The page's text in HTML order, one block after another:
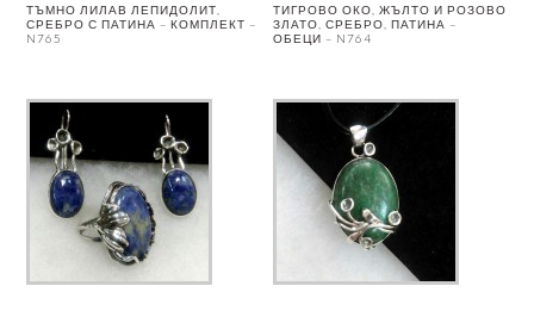
ТЪМНО ЛИЛАВ ЛЕПИДОЛИТ,
СРЕБРО С ПАТИНА – КОМПЛЕКТ –
N765
ТИГРОВО ОКО, ЖЪЛТО И РОЗОВО
ЗЛАТО, СРЕБРО, ПАТИНА –
ОБЕЦИ – N764